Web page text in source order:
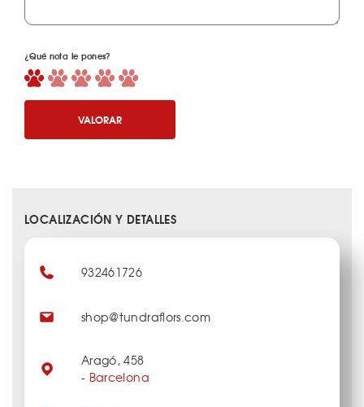
¿Qué nota le pones?
VALORAR
LOCALIZACIÓN Y DETALLES
932461726
shop@tundraflors.com
Aragó, 458
- Barcelona